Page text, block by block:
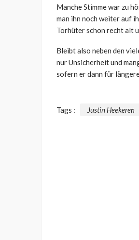
Manche Stimme war zu
man ihn noch weiter auf
Torhüter schon recht alt
Bleibt also neben den
nur Unsicherheit und
sofern er dann für
Tags : Justin Heekeren